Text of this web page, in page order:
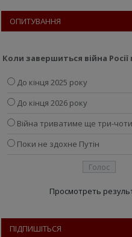
ОПИТУВАННЯ
Коли завершиться війна
До кінця 2025 року
До кінця 2026 року
Війна триватиме ще три-
Поки не здохне Путін
Просмотреть
ПІДПИШІТЬСЯ